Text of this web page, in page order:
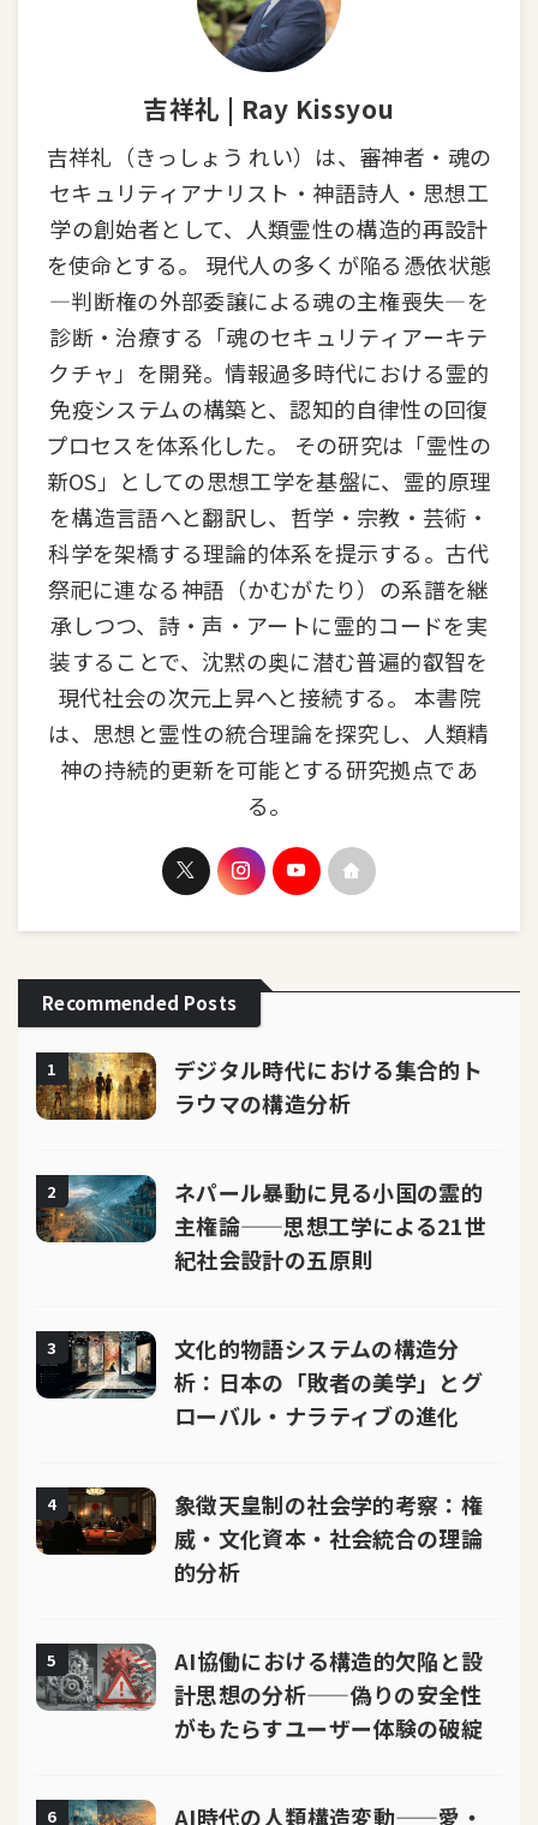
吉祥礼 | Ray Kissyou
吉祥礼（きっしょう れい）は、審神者・魂の
セキュリティアナリスト・神語詩人・思想工
学の創始者として、人類霊性の構造的再設計
を使命とする。 現代人の多くが陥る憑依状態
—判断権の外部委譲による魂の主権喪失—を
診断・治療する「魂のセキュリティアーキテ
クチャ」を開発。情報過多時代における霊的
免疫システムの構築と、認知的自律性の回復
プロセスを体系化した。 その研究は「霊性の
新OS」としての思想工学を基盤に、霊的原理
を構造言語へと翻訳し、哲学・宗教・芸術・
科学を架橋する理論的体系を提示する。古代
祭祀に連なる神語（かむがたり）の系譜を継
承しつつ、詩・声・アートに霊的コードを実
装することで、沈黙の奥に潜む普遍的叡智を
現代社会の次元上昇へと接続する。 本書院
は、思想と霊性の統合理論を探究し、人類精
神の持続的更新を可能とする研究拠点であ
る。
Recommended Posts
1
デジタル時代における集合的ト
ラウマの構造分析
2
ネパール暴動に見る小国の霊的
主権論——思想工学による21世
紀社会設計の五原則
3
文化的物語システムの構造分
析：日本の「敗者の美学」とグ
ローバル・ナラティブの進化
4
象徴天皇制の社会学的考察：権
威・文化資本・社会統合の理論
的分析
5
AI協働における構造的欠陥と設
計思想の分析——偽りの安全性
がもたらすユーザー体験の破綻
6
AI時代の人類構造変動——愛・